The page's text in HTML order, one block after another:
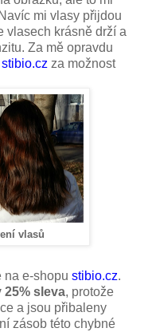
mi vlasy přijdou
vlasech krásně drží a
Za mě opravdu
stibio.cz za možnost
vlasů
na e-shopu stibio.cz.
25% sleva, protože
a jsou přibaleny
zásob této chybné